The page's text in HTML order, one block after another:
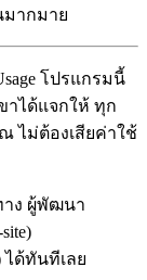
มากมาย
โปรแกรมนี้
าได้แจกให้ ทุก
ไม่ต้องเสียค่าใช้
ง ผู้พัฒนา
ได้ทันทีเลย